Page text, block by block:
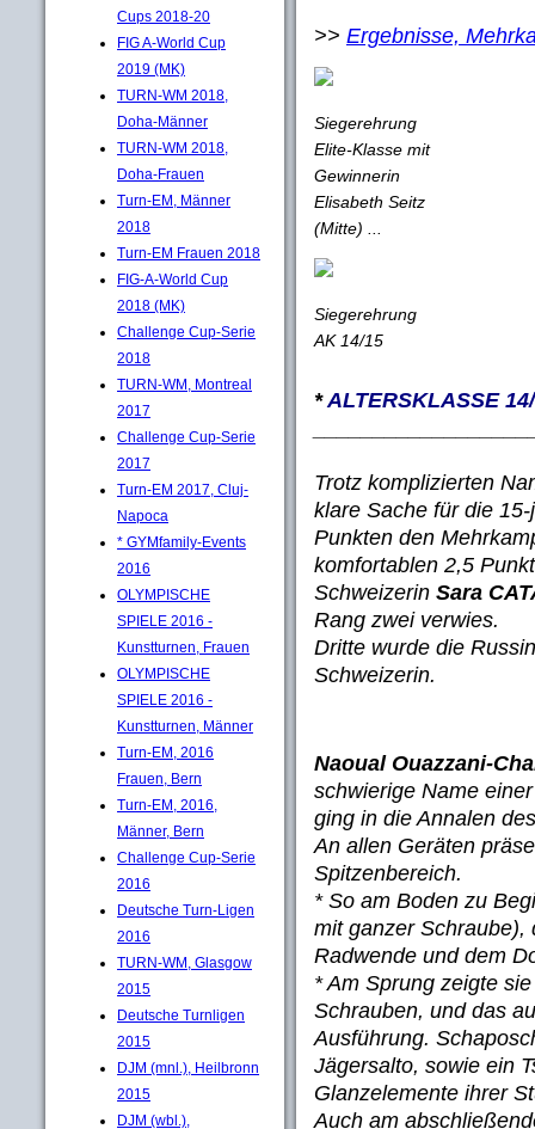
Cups 2018-20
FIG A-World Cup
2019 (MK)
TURN-WM 2018,
Doha-Männer
TURN-WM 2018,
Doha-Frauen
Turn-EM, Männer
2018
Turn-EM Frauen 2018
FIG-A-World Cup
2018 (MK)
Challenge Cup-Serie
2018
TURN-WM, Montreal
2017
Challenge Cup-Serie
2017
Turn-EM 2017, Cluj-
Napoca
* GYMfamily-Events
2016
OLYMPISCHE
SPIELE 2016 -
Kunstturnen, Frauen
OLYMPISCHE
SPIELE 2016 -
Kunstturnen, Männer
Turn-EM, 2016
Frauen, Bern
Turn-EM, 2016,
Männer, Bern
Challenge Cup-Serie
2016
Deutsche Turn-Ligen
2016
TURN-WM, Glasgow
2015
Deutsche Turnligen
2015
DJM (mnl.), Heilbronn
2015
DJM (wbl.),
>> Ergebnisse,
Siegerehrung
Elite-Klasse mit
Gewinnerin
Elisabeth Seitz
(Mitte) ...
Siegerehrung
AK 14/15
*ALTERSKLASSE
Trotz komplizierten
klare Sache für die
Punkten den
komfortablen 2,5
Schweizerin Sara
Rang zwei verwies.
Dritte wurde die
Schweizerin.
Naoual Ouazzani-
schwierige Name
ging in die Annalen
An allen Geräten
Spitzenbereich.
* So am Boden zu
mit ganzer Schraube),
Radwende und dem
* Am Sprung zeigte
Schrauben, und das
Ausführung.
Jägersalto, sowie ein
Glanzelemente ihrer
Auch am